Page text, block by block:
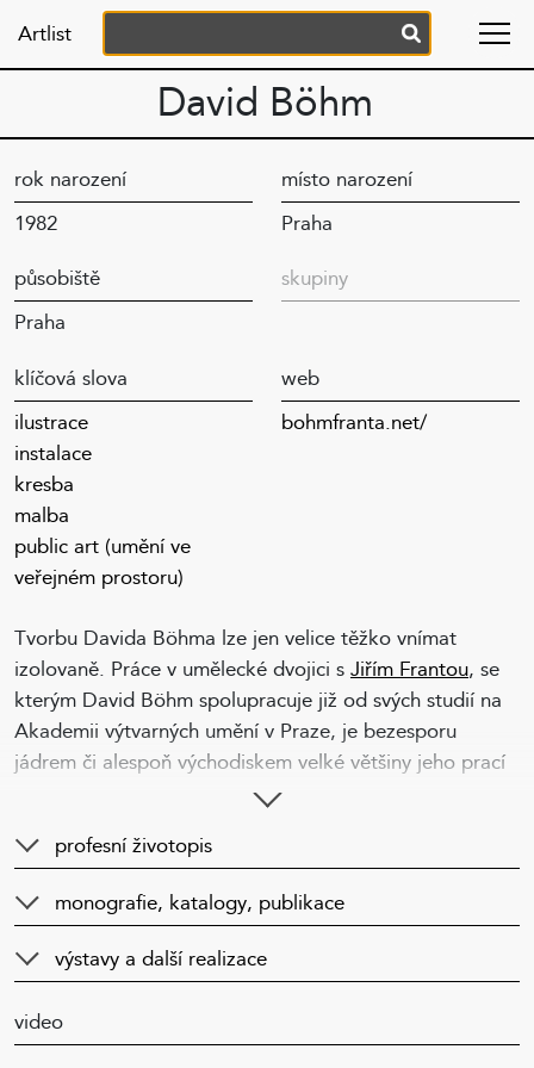
Artlist
David Böhm
rok narození
1982
místo narození
Praha
působiště
Praha
skupiny
klíčová slova
ilustrace
instalace
kresba
malba
public art (umění ve
veřejném prostoru)
web
bohmfranta.net/
Tvorbu Davida Böhma lze jen velice těžko vnímat
izolovaně. Práce v umělecké dvojici s Jiřím Frantou, se
kterým David Böhm spolupracuje již od svých studií na
Akademii výtvarných umění v Praze, je bezesporu
jádrem či alespoň východiskem velké většiny jeho prací
a také určitým vysvětlením asociativní a otevřené
Zatímco v kontextu umělecké dvojice Böhm-Franta lze
hovořit o dlouhodobé snaze překračovat hranice média
nekontrolovatelným rozměrem, jako tomu bylo v řadě
se autoři vzepřeli ustálenému chápání kresby jako
profesní životopis
monografie, katalogy, publikace
výstavy a další realizace
video